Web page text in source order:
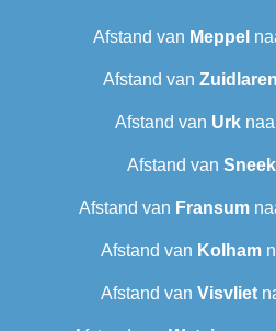
Afstand van Meppel
Afstand van Zuidlaren
Afstand van Urk
Afstand van Sneek‎
Afstand van Fransum
Afstand van Kolham
Afstand van Visvliet